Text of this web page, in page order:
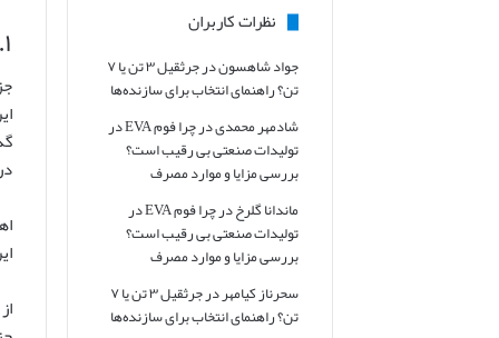
۱. جزیره آشوراده: تنها جزیره مسکونی ایرانی دریای خزر
دریای
نظرات کاربران
جواد شاهسوندر
جرثقیل ۳ تن یا ۷
تن؟ راهنمای انتخاب برای سازنده‌ها
شادمهر محمدیدر
چرا فوم EVA در
تولیدات صنعتی بی رقیب است؟
بررسی مزایا و موارد مصرف
ماندانا گلرخدر
چرا فوم EVA در
تولیدات صنعتی بی رقیب است؟
بررسی مزایا و موارد مصرف
سحرناز کیامهردر
جرثقیل ۳ تن یا ۷
تن؟ راهنمای انتخاب برای سازنده‌ها